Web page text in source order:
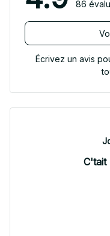
86
Écrivez un avis
C'tait